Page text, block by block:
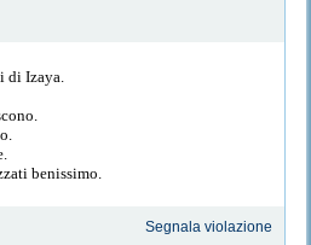
di Izaya.
benissimo.
Segnala violazione